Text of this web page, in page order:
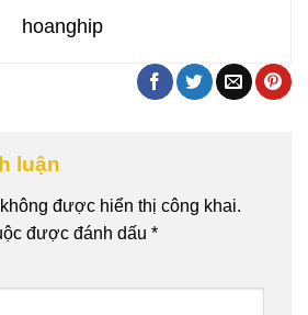
hoanghip
luận
được hiển thị công khai.
được đánh dấu *